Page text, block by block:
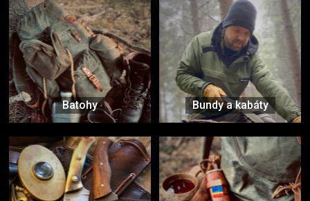
Batohy Bundy a kabáty